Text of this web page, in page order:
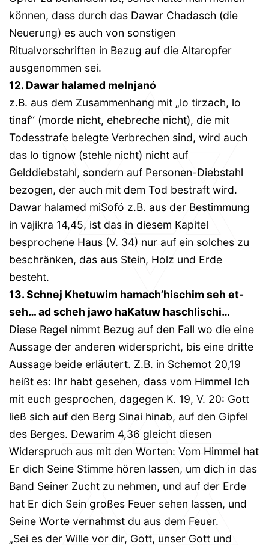
können, dass durch das Dawar Chadasch (die
Neuerung) es auch von sonstigen
Ritualvorschriften in Bezug auf die Altaropfer
ausgenommen sei.
12. Dawar halamed meInjanó
z.B. aus dem Zusammenhang mit „lo tirzach, lo
tinaf“ (morde nicht, ehebreche nicht), die mit
Todesstrafe belegte Verbrechen sind, wird auch
das lo tignow (stehle nicht) nicht auf
Gelddiebstahl, sondern auf Personen-Diebstahl
bezogen, der auch mit dem Tod bestraft wird.
Dawar halamed miSofó z.B. aus der Bestimmung
in vajikra 14,45, ist das in diesem Kapitel
besprochene Haus (V. 34) nur auf ein solches zu
beschränken, das aus Stein, Holz und Erde
besteht.
13. Schnej Khetuwim hamach’hischim seh et-
seh… ad scheh jawo haKatuw haschlischi…
Diese Regel nimmt Bezug auf den Fall wo die eine
Aussage der anderen widerspricht, bis eine dritte
Aussage beide erläutert. Z.B. in Schemot 20,19
heißt es: Ihr habt gesehen, dass vom Himmel Ich
mit euch gesprochen, dagegen K. 19, V. 20: Gott
ließ sich auf den Berg Sinai hinab, auf den Gipfel
des Berges. Dewarim 4,36 gleicht diesen
Widerspruch aus mit den Worten: Vom Himmel hat
Er dich Seine Stimme hören lassen, um dich in das
Band Seiner Zucht zu nehmen, und auf der Erde
hat Er dich Sein großes Feuer sehen lassen, und
Seine Worte vernahmst du aus dem Feuer.
„Sei es der Wille vor dir, Gott, unser Gott und